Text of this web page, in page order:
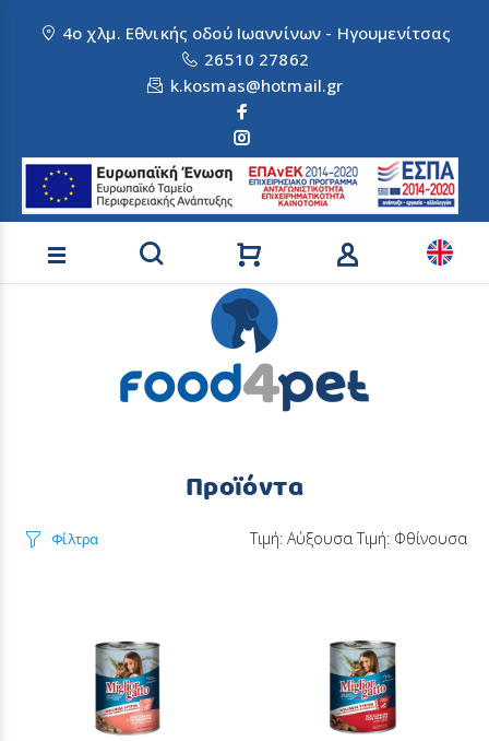
4ο χλμ. Εθνικής οδού Ιωαννίνων - Ηγουμενίτσας
26510 27862
k.kosmas@hotmail.gr
Αναζήτηση προϊόντων
Προϊόντα
Φίλτρα Τιμή: Αύξουσα Τιμή: Φθίνουσα